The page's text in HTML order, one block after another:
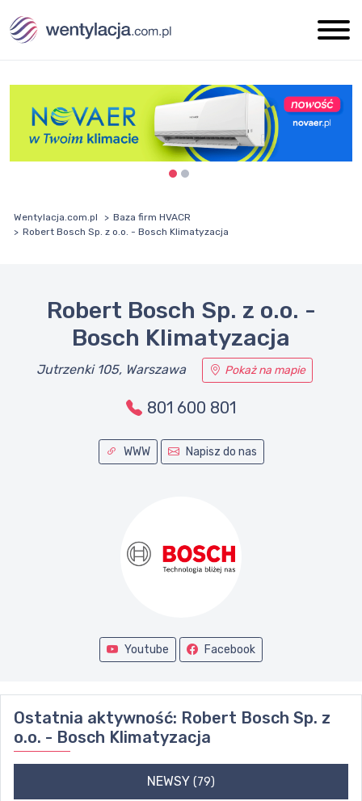
Wentylacja.com.pl
Baza firm HVACR
Robert Bosch Sp. z o.o. - Bosch Klimatyzacja
Robert Bosch Sp. z o.o. -
Bosch Klimatyzacja
Jutrzenki 105, Warszawa Pokaż na mapie
801 600 801
WWW Napisz do nas
Youtube Facebook
Ostatnia aktywność: Robert Bosch Sp. z
o.o. - Bosch Klimatyzacja
NEWSY (79)